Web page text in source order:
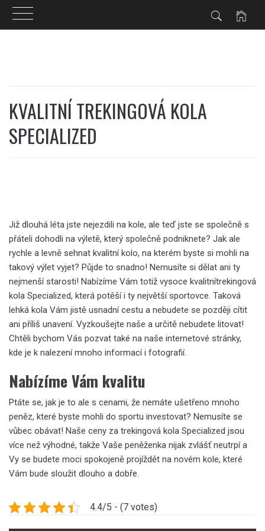
KVALITNÍ TREKINGOVÁ KOLA
SPECIALIZED
Již dlouhá léta jste nejezdili na kole, ale teď jste se společně s
přáteli dohodli na výletě, který společně podniknete? Jak ale
rychle a levně sehnat kvalitní kolo, na kterém byste si mohli na
takový výlet vyjet? Půjde to snadno! Nemusíte si dělat ani ty
nejmenší starosti! Nabízíme Vám totiž vysoce kvalitnítrekingová
kola Specialized, která potěší i ty největší sportovce. Taková
lehká kola Vám jistě usnadní cestu a nebudete se později cítit
ani příliš unavení. Vyzkoušejte naše a určitě nebudete litovat!
Chtěli bychom Vás pozvat také na naše internetové stránky,
kde je k nalezení mnoho informací i fotografií.
Nabízíme Vám kvalitu
Ptáte se, jak je to ale s cenami, že nemáte ušetřeno mnoho
peněz, které byste mohli do sportu investovat? Nemusíte se
vůbec obávat! Naše ceny za trekingová kola Specialized jsou
více než výhodné, takže Vaše peněženka nijak zvlášť neutrpí a
Vy se budete moci spokojeně projíždět na novém kole, které
Vám bude sloužit dlouho a dobře.
4.4/5 - (7 votes)